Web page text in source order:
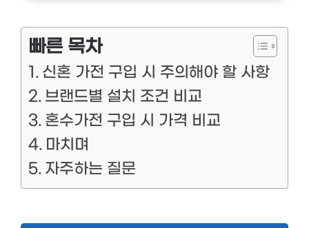
빠른 목차
신혼 가전 구입 시 주의해야 할 사항
브랜드별 설치 조건 비교
혼수가전 구입 시 가격 비교
마치며
자주하는 질문